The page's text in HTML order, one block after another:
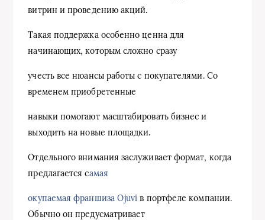
витрин и проведению акций.
Такая поддержка особенно ценна для
начинающих, которым сложно сразу
учесть все нюансы работы с покупателями. Со
временем приобретенные
навыки помогают масштабировать бизнес и
выходить на новые площадки.
Отдельного внимания заслуживает формат, когда
предлагается самая
окупаемая франшиза Ojuvi в портфеле компании.
Обычно он предусматривает